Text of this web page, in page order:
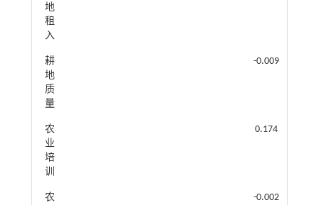
地
租
入
耕
地
质
量
-0.009（0.189
农
业
培
训
0.174（0.186
农
-0.002（0.120